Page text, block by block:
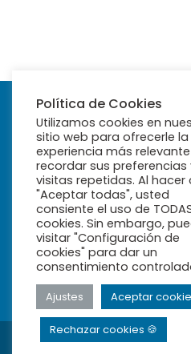
© 2026 Ribamar
Política de Cookies
Utilizamos cookies en
sitio web para ofrecerle la
experiencia más
recordar sus preferencias
visitas repetidas. Al hacer
"Aceptar todas", usted
consiente el uso de
cookies. Sin embargo,
visitar "Configuración de
cookies" para dar un
consentimiento
Ajustes Aceptar
Rechazar cookies 🍪